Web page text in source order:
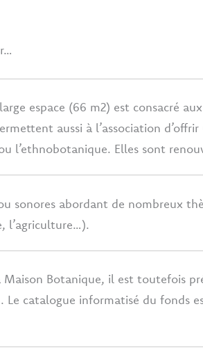
espace (66 m2) est consacré aux
aussi à l’association
l’ethnobotanique. Elles sont
sonores abordant de nombreux
l’agriculture…).
Botanique, il est toutefois
Le catalogue informatisé du fonds